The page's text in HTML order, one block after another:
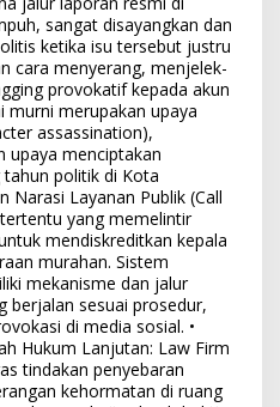
sangat disayangkan dan
ketika isu tersebut justru
cara menyerang, menjelek-
provokatif kepada akun
murni merupakan upaya
assassination),
upaya menciptakan
politik di Kota
Narasi Layanan Publik (Call
yang memelintir
mendiskreditkan kepala
murahan. Sistem
mekanisme dan jalur
berjalan sesuai prosedur,
di media sosial. •
Hukum Lanjutan: Law Firm
tindakan penyebaran
kehormatan di ruang